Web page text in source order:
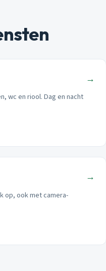
→
wc en riool. Dag en nacht
→
op, ook met camera-